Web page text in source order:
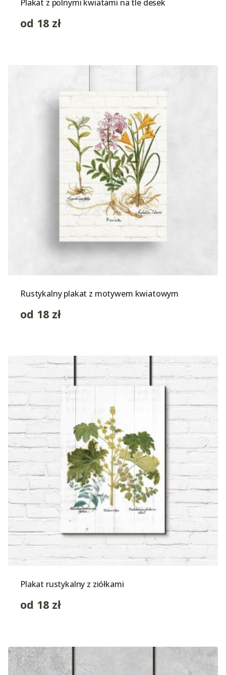
Plakat z polnymi kwiatami na tle desek
od 18 zł
Rustykalny plakat z motywem kwiatowym
od 18 zł
Plakat rustykalny z ziółkami
od 18 zł